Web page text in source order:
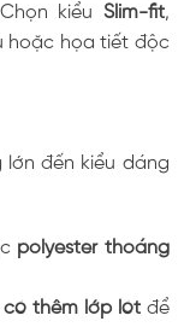
kiểu Slim-fit,
hoặc họa tiết độc
lớn đến kiểu dáng
polyester thoáng
có thêm lớp lótđể